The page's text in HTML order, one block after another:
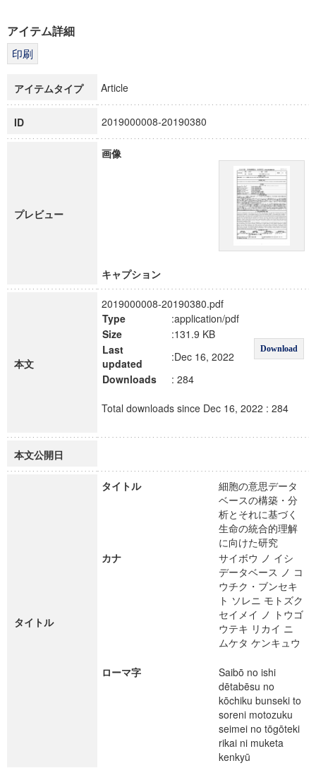
科学研究費補助金研究成果報告書
博士課程教育リーディングプログラム「超成熟社会発展のサ
アイテム詳細
アイテムタイプ Article
ID 2019000008-20190380
プレビュー
画像
キャプション
本文
2019000008-20190380.pdf
Type
:application/pdf
Download
Size
:131.9 KB
Last
updated
:Dec 16, 2022
Downloads
: 284
Total downloads since Dec 16, 2022 : 284
本文公開日
タイトル
タイトル
細胞の意思データ
ベースの構築・分
析とそれに基づく
生命の統合的理解
に向けた研究
カナ
サイボウ ノ イシ
データベース ノ コ
ウチク・ブンセキ
ト ソレニ モトズク
セイメイ ノ トウゴ
ウテキ リカイ ニ
ムケタ ケンキュウ
ローマ字
Saibō no ishi
dētabēsu no
kōchiku bunseki to
soreni motozuku
seimei no tōgōteki
rikai ni muketa
kenkyū